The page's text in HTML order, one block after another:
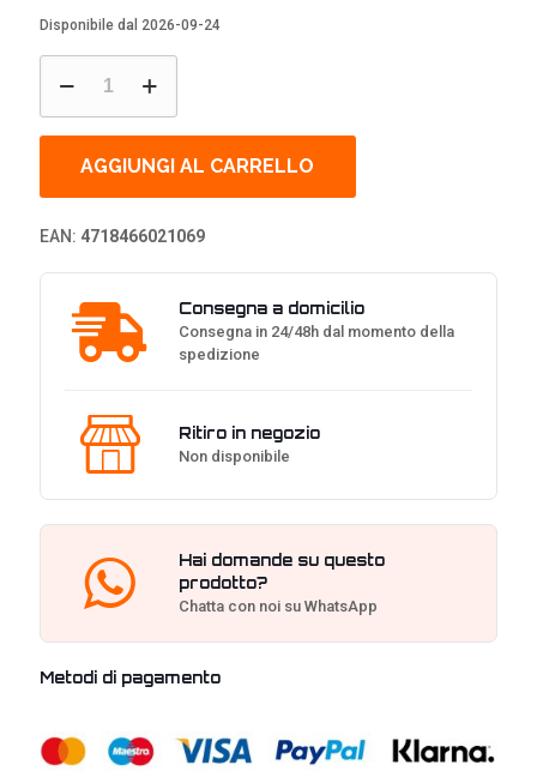
Disponibile dal 2026-09-24
SX1000P
80
-
PCIe
5.1,
ATX
AGGIUNGI AL CARRELLO
EAN: 4718466021069
Consegna a domicilio
Consegna in 24/48h dal momento della
spedizione
Ritiro in negozio
Non disponibile
Hai domande su questo
prodotto?
Chatta con noi su WhatsApp
Metodi di pagamento